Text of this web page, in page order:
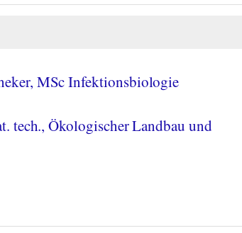
MSc Infektionsbiologie
tech., Ökologischer Landbau und